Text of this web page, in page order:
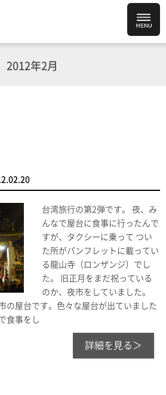
2012年2月
台湾旅行の第2弾です。 夜、み
んなで屋台に食事に行ったんで
すが、タクシーに乗って つい
た所がパンフレットに載ってい
る龍山寺（ロンザンジ）でし
た。 旧正月をまだ祝っている
のか、夜市をしていました。
の屋台です。色々な屋台が出ていました
食事をし
詳細を見る＞